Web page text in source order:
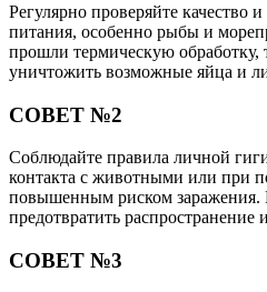
Регулярно проверяйте качество
питания, особенно рыбы и
прошли термическую обработку,
уничтожить возможные яйца и
СОВЕТ №2
Соблюдайте правила личной
контакта с животными или при
повышенным риском
предотвратить распространение
СОВЕТ №3